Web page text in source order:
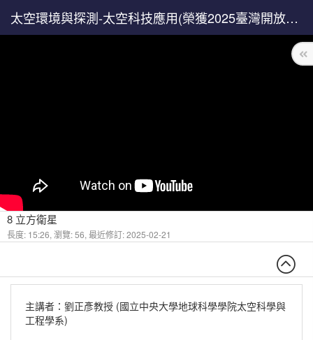
太空環境與探測-太空科技應用(榮獲2025臺灣開放教育卓越獎)
8 立方衛星
長度: 15:26, 瀏覽: 56, 最近修訂: 2025-02-21
主講者：劉正彥教授 (國立中央大學地球科學學院太空科學與
工程學系)